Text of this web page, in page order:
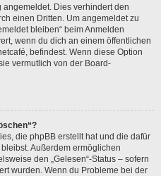
Dies verhindert den
einen Dritten. Um angemeldet zu
bleiben“ beim Anmelden
wenn du dich an einem öffentlichen
befindest. Wenn diese Option
vermutlich von der Board-
die phpBB erstellt hat und die dafür
Außerdem ermöglichen
den „Gelesen“-Status – sofern
wurden. Wenn du Probleme bei der